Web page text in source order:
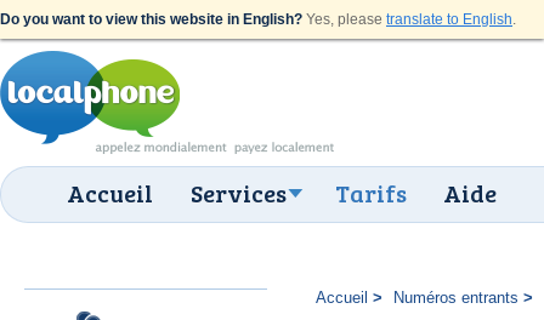
Do you want to view this website in English? Yes, please translate to English.
Accueil Services Tarifs Aide
Accueil Numéros entrants